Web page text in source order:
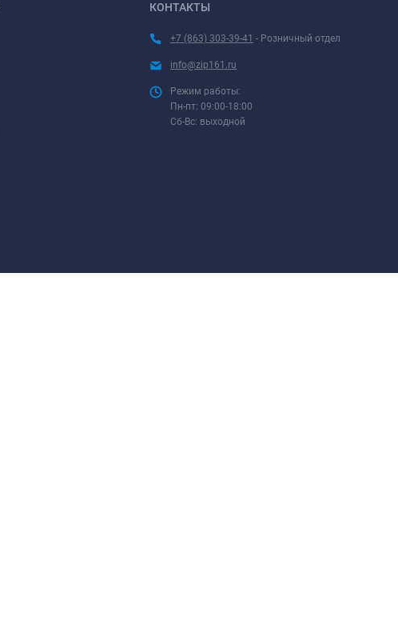
КОНТАКТЫ
+7 (863) 303-39-41 - Розничный отдел
info@zip161.ru
Режим работы:
Пн-пт: 09:00-18:00
Сб-Вс: выходной